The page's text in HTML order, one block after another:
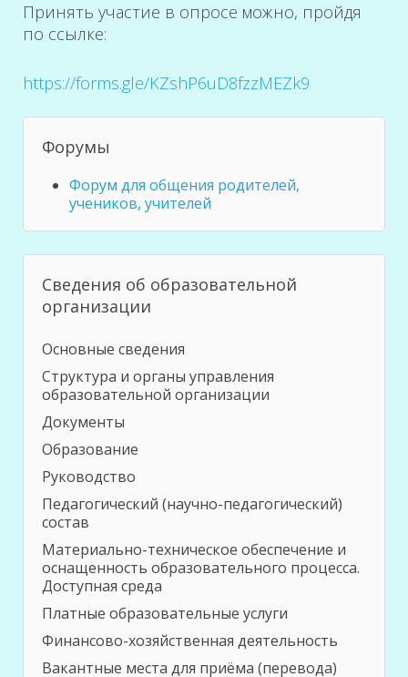
Принять участие в опросе можно, пройдя
по ссылке:
https://forms.gle/KZshP6uD8fzzMEZk9
Форумы
Форум для общения родителей,
учеников, учителей
Сведения об образовательной
организации
Основные сведения
Структура и органы управления
образовательной организации
Документы
Образование
Руководство
Педагогический (научно-педагогический)
состав
Материально-техническое обеспечение и
оснащенность образовательного процесса.
Доступная среда
Платные образовательные услуги
Финансово-хозяйственная деятельность
Вакантные места для приёма (перевода)